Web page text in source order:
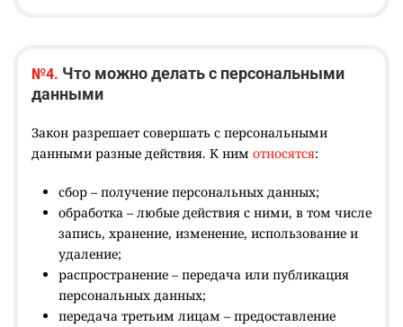
№4. Что можно делать с персональными
данными
Закон разрешает совершать с персональными
данными разные действия. К ним относятся:
сбор – получение персональных данных;
обработка – любые действия с ними, в том числе
запись, хранение, изменение, использование и
удаление;
распространение – передача или публикация
персональных данных;
передача третьим лицам – предоставление